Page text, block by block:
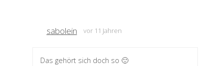
sabolein vor 11 Jahren
Das gehört sich doch so 🙂